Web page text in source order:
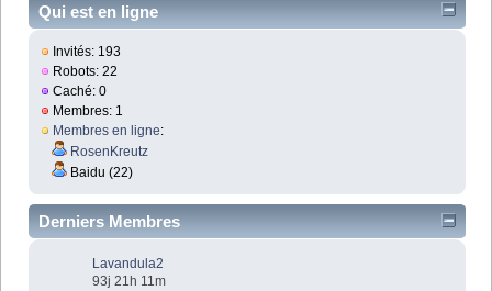
Qui est en ligne
Invités: 193
Robots: 22
Caché: 0
Membres: 1
Membres en ligne:
RosenKreutz
Baidu (22)
Derniers Membres
Lavandula2
93j 21h 11m